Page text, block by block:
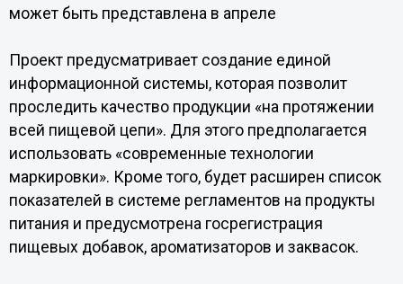
может быть представлена в апреле
Проект предусматривает создание единой
информационной системы, которая позволит
проследить качество продукции «на протяжении
всей пищевой цепи». Для этого предполагается
использовать «современные технологии
маркировки». Кроме того, будет расширен список
показателей в системе регламентов на продукты
питания и предусмотрена госрегистрация
пищевых добавок, ароматизаторов и заквасок.